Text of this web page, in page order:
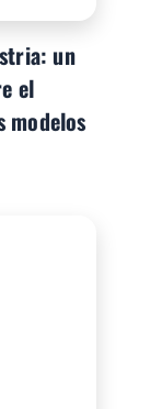
un
el
modelos